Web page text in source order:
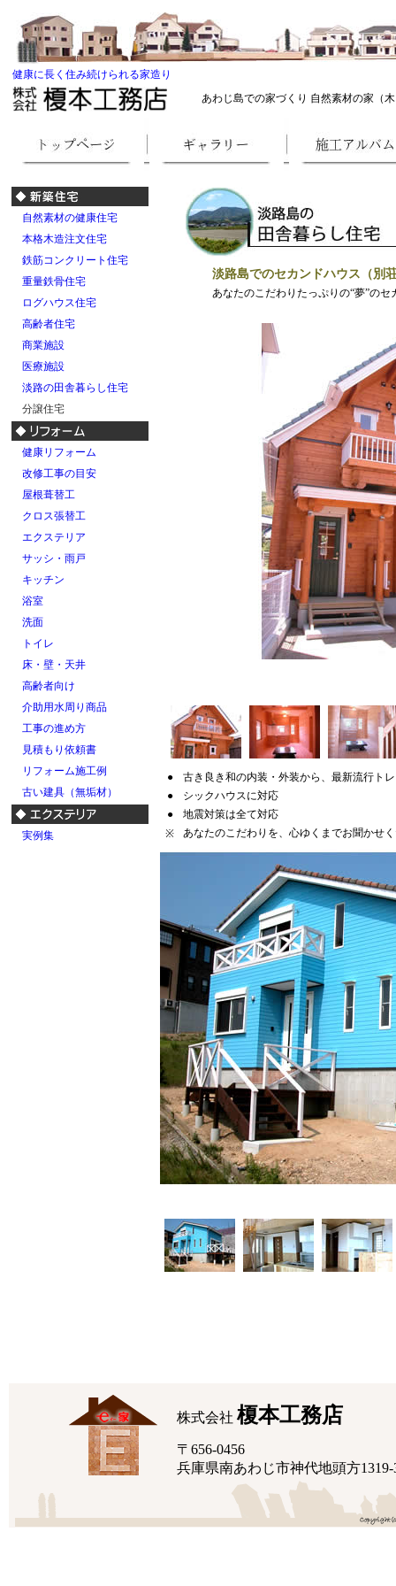
健康に長く住み続けられる家造り
あわじ島での家づくり 自然素材の家（木
自然素材の健康住宅
本格木造注文住宅
鉄筋コンクリート住宅
重量鉄骨住宅
ログハウス住宅
高齢者住宅
商業施設
医療施設
淡路の田舎暮らし住宅
分譲住宅
健康リフォーム
改修工事の目安
屋根葺替工
クロス張替工
エクステリア
サッシ・雨戸
キッチン
浴室
洗面
トイレ
床・壁・天井
高齢者向け
介助用水周り商品
工事の進め方
見積もり依頼書
リフォーム施工例
古い建具（無垢材）
実例集
淡路島でのセカンドハウス（別
あなたのこだわりたっぷりの“夢”の
●
古き良き和の内装・外装から、最新流行ト
●
シックハウスに対応
●
地震対策は全て対応
※
あなたのこだわりを、心ゆくまでお聞かせ
株式会社 榎本工務店
〒656-0456
兵庫県南あわじ市神代地頭方1319-